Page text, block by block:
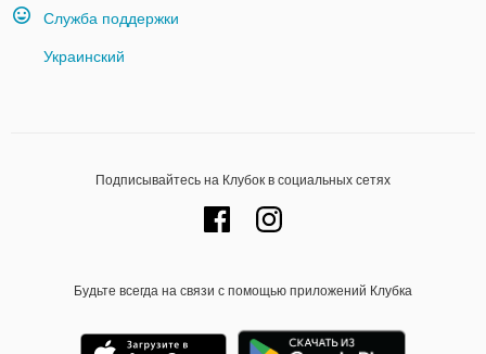
Служба поддержки
Украинский
Подписывайтесь на Клубок в социальных сетях
Будьте всегда на связи с помощью приложений Клубка